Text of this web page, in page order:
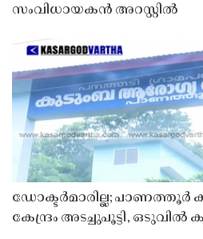
സംവിധായകൻ അറസ്റ്റിൽ
ഡോക്ടർമാരില്ല;
കേന്ദ്രം അടച്ചുപൂട്ടി,